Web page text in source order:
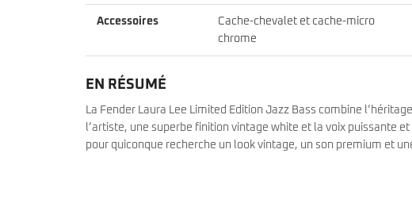
Accessoires
Cache-chevalet et cache-micro
chrome
EN RÉSUMÉ
La Fender Laura Lee Limited Edition Jazz Bass combine
l’artiste, une superbe finition vintage white et la voix puissante
pour quiconque recherche un look vintage, un son premium et